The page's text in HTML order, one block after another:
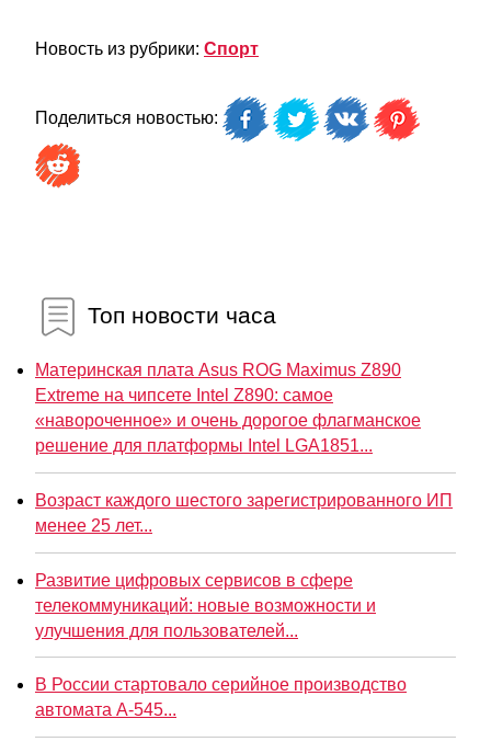
Новость из рубрики: Спорт
Поделиться новостью:
Топ новости часа
Материнская плата Asus ROG Maximus Z890
Extreme на чипсете Intel Z890: самое
«навороченное» и очень дорогое флагманское
решение для платформы Intel LGA1851...
Возраст каждого шестого зарегистрированного ИП
менее 25 лет...
Развитие цифровых сервисов в сфере
телекоммуникаций: новые возможности и
улучшения для пользователей...
В России стартовало серийное производство
автомата А-545...